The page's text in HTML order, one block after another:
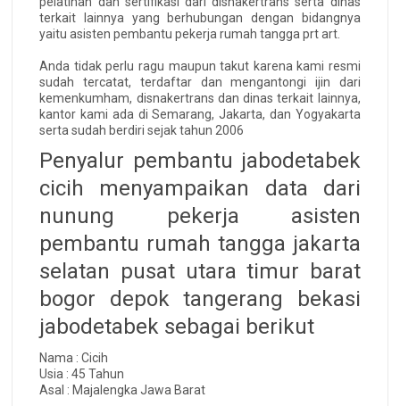
terkait lainnya yang berhubungan dengan bidangnya
yaitu asisten pembantu pekerja rumah tangga prt art.
Anda tidak perlu ragu maupun takut karena kami resmi
sudah tercatat, terdaftar dan mengantongi ijin dari
kemenkumham, disnakertrans dan dinas terkait lainnya,
kantor kami ada di Semarang, Jakarta, dan Yogyakarta
serta sudah berdiri sejak tahun 2006
Penyalur pembantu jabodetabek
cicih menyampaikan data dari
nunung pekerja asisten
pembantu rumah tangga jakarta
selatan pusat utara timur barat
bogor depok tangerang bekasi
jabodetabek sebagai berikut
Nama : Cicih
Usia : 45 Tahun
Asal : Majalengka Jawa Barat